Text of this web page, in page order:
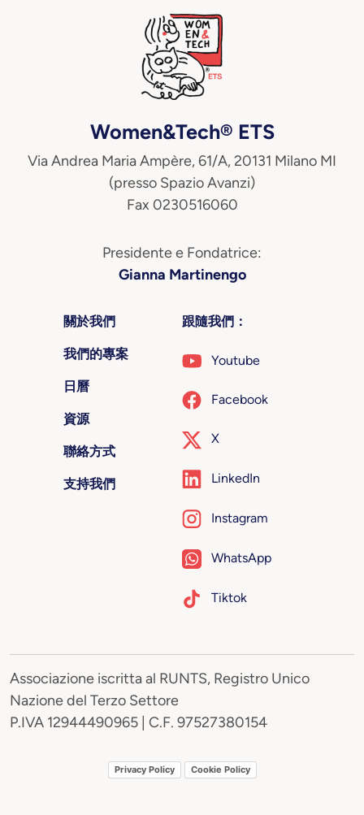
Women&Tech® ETS
Via Andrea Maria Ampère, 61/A, 20131 Milano MI
(presso Spazio Avanzi)
Fax 0230516060
Presidente e Fondatrice:
Gianna Martinengo
關於我們
我們的專案
日曆
資源
聯絡方式
支持我們
跟隨我們：
Youtube
Facebook
X
LinkedIn
Instagram
WhatsApp
Tiktok
Associazione iscritta al RUNTS, Registro Unico
Nazione del Terzo Settore
P.IVA 12944490965 | C.F. 97527380154
Privacy Policy Cookie Policy